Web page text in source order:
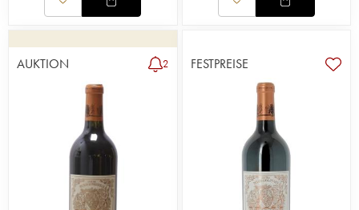
AUKTION 2 FESTPREISE